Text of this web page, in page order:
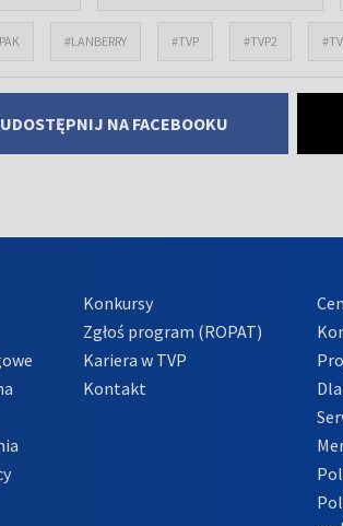
#LANBERRY #TVP #TVP2
UDOSTĘPNIJ NA FACEBOOKU
Konkursy
Zgłoś program (ROPAT)
Kariera w TVP
Kontakt